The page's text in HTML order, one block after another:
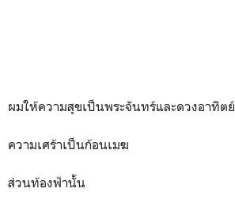
ผมให้ความสุขเป็นพระจันทร์และดวงอาทิตย์
ความเศร้าเป็นก้อนเมฆ
ส่วนท้องฟ้านั้น